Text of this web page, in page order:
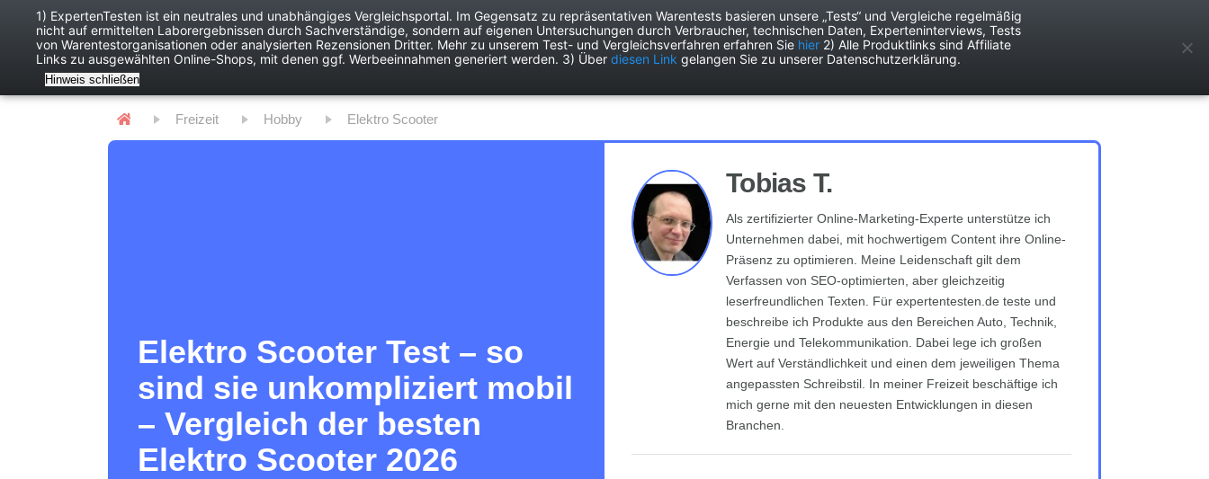
Baby Digitales Drogerie Elektronik Freizeit Garten Haushalt Heimwerken Services
Freizeit Hobby Elektro Scooter
Elektro Scooter Test – so
sind sie unkompliziert mobil
– Vergleich der besten
Elektro Scooter 2026
Tobias T.
Als zertifizierter Online-Marketing-Experte unterstütze ich
Unternehmen dabei, mit hochwertigem Content ihre Online-
Präsenz zu optimieren. Meine Leidenschaft gilt dem
Verfassen von SEO-optimierten, aber gleichzeitig
leserfreundlichen Texten. Für expertentesten.de teste und
beschreibe ich Produkte aus den Bereichen Auto, Technik,
Energie und Telekommunikation. Dabei lege ich großen
Wert auf Verständlichkeit und einen dem jeweiligen Thema
angepassten Schreibstil. In meiner Freizeit beschäftige ich
mich gerne mit den neuesten Entwicklungen in diesen
Branchen.
1) ExpertenTesten ist ein neutrales und unabhängiges Vergleichsportal. Im Gegensatz zu repräsentativen Warentests basieren unsere „Tests“ und Vergleiche regelmäßig
nicht auf ermittelten Laborergebnissen durch Sachverständige, sondern auf eigenen Untersuchungen durch Verbraucher, technischen Daten, Experteninterviews, Tests
von Warentestorganisationen oder analysierten Rezensionen Dritter. Mehr zu unserem Test- und Vergleichsverfahren erfahren Sie hier 2) Alle Produktlinks sind Affiliate
Links zu ausgewählten Online-Shops, mit denen ggf. Werbeeinnahmen generiert werden. 3) Überdiesen Link gelangen Sie zu unserer Datenschutzerklärung.
Hinweis schließen